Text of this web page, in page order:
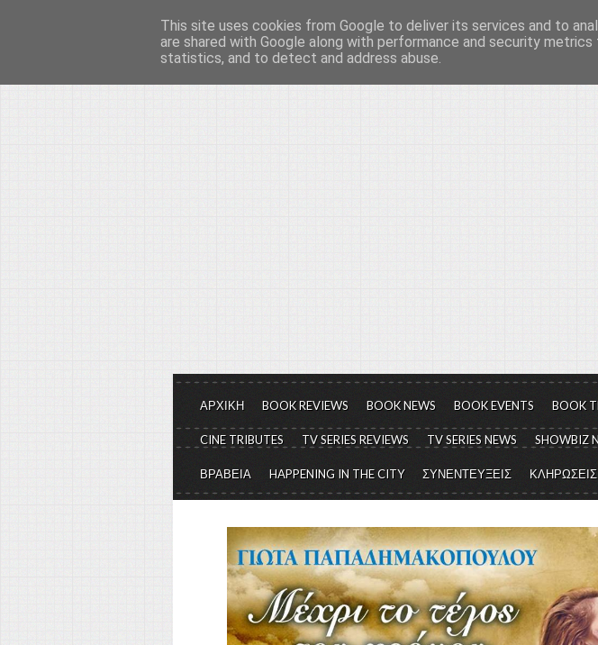
Το μεγαλείο των Τεχνών...
Είμαστε πάντα εδώ για να μιλάμε για τον πολιτισμό, σε κάθε
ΑΡΧΙΚΗ BOOK REVIEWS BOOK NEWS BOOK EVENTS BOOK
CINE TRIBUTES TV SERIES REVIEWS TV SERIES NEWS SHOWBIZ
ΒΡΑΒΕΙΑ HAPPENING IN THE CITY ΣΥΝΕΝΤΕΥΞΕΙΣ ΚΛΗΡΩΣΕΙΣ
This site uses cookies from Google to deliver its services and to
are shared with Google along with performance and security
statistics, and to detect and address abuse.